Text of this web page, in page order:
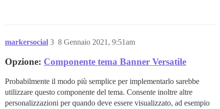
markersocial 8 Gennaio 2021, 9:51am
3
Opzione: Componente tema Banner Versatile
Probabilmente il modo più semplice per implementarlo sarebbe
utilizzare questo componente del tema. Consente inoltre altre
personalizzazioni per quando deve essere visualizzato, ad esempio